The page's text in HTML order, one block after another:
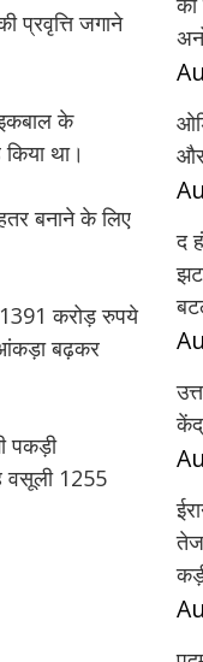
प्रवृत्ति जगाने
के
था।
बनाने के लिए
1391 करोड़ रुपये
आंकड़ा बढ़कर
पकड़ी
वसूली 1255
और
द